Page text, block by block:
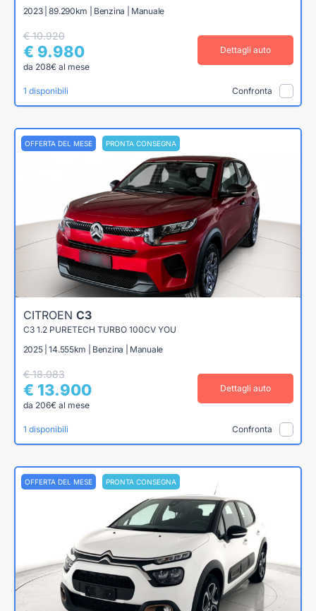
2023 | 89.290km | Benzina | Manuale
€ 10.920
€ 9.980
da 208€ al mese
Dettagli auto
1 disponibili Confronta
OFFERTA DEL MESE PRONTA CONSEGNA
CITROEN C3
C3 1.2 PURETECH TURBO 100CV YOU
2025 | 14.555km | Benzina | Manuale
€ 18.083
€ 13.900
da 206€ al mese
Dettagli auto
1 disponibili Confronta
OFFERTA DEL MESE PRONTA CONSEGNA